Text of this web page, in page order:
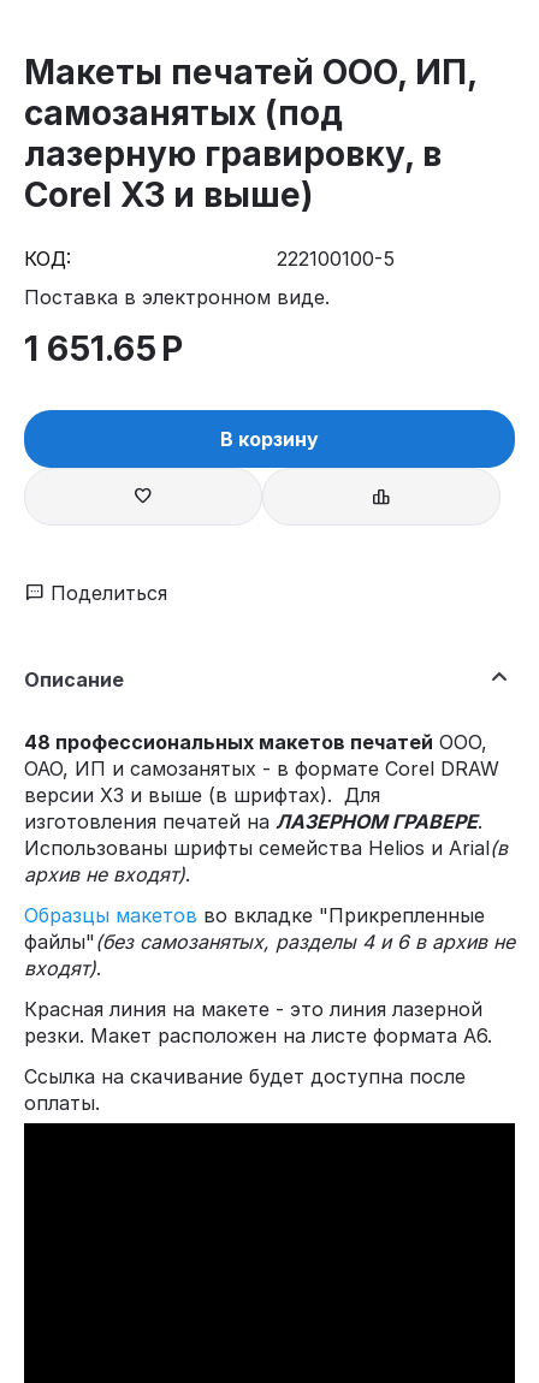
Макеты печатей ООО, ИП,
самозанятых (под
лазерную гравировку, в
Corel X3 и выше)
КОД:
222100100-5
Поставка в электронном виде.
1 651.65 Р
В корзину
Поделиться
Описание
48 профессиональных макетов печатей ООО,
ОАО, ИП и самозанятых - в формате Corel DRAW
версии X3 и выше (в шрифтах). Для
изготовления печатей на ЛАЗЕРНОМ ГРАВЕРЕ.
Использованы шрифты семейства Helios и Arial(в
архив не входят).
Образцы макетов во вкладке "Прикрепленные
файлы"(без самозанятых, разделы 4 и 6 в архив не
входят).
Красная линия на макете - это линия лазерной
резки. Макет расположен на листе формата А6.
Ссылка на скачивание будет доступна после
оплаты.